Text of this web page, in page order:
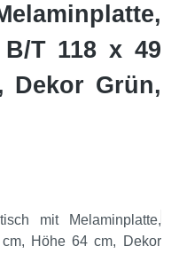
T 118 x 49
Dekor Grün,